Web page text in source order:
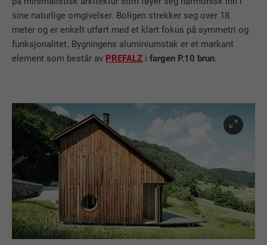
sine naturlige omgivelser. Boligen strekker seg over 18
meter og er enkelt utført med et klart fokus på symmetri og
funksjonalitet. Bygningens aluminiumstak er et markant
element som består av PREFALZ ifargen P.10 brun.